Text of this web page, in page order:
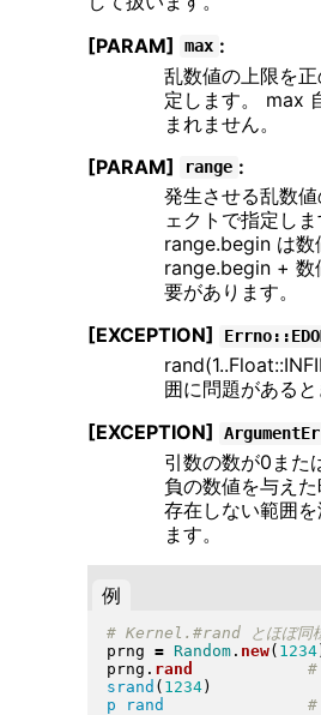
[PARAM]
max :
乱数値の上限を
定します。 max
まれません。
[PARAM]
range :
発生させる乱数
ェクトで指定し
range.begin は数
range.begin + 数
要があります。
[EXCEPTION]
囲に問題があると
[EXCEPTION]
引数の数が0また
負の数値を与え
存在しない範囲
ます。
例
prng = Random. new( 1234
prng . rand
srand ( 1234)
p
rand